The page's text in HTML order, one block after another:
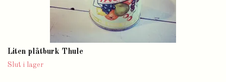
Liten plåtburk Thule
Slut i lager